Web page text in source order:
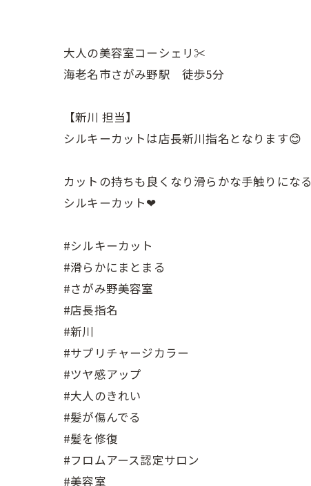
大人の美容室コーシェリ✂︎
海老名市さがみ野駅 徒歩5分
【新川 担当】
シルキーカットは店長新川指名となります😊
カットの持ちも良くなり滑らかな手触りになる
シルキーカット❤︎
#シルキーカット
#滑らかにまとまる
#さがみ野美容室
#店長指名
#新川
#サプリチャージカラー
#ツヤ感アップ
#大人のきれい
#髪が傷んでる
#髪を修復
#フロムアース認定サロン
#美容室